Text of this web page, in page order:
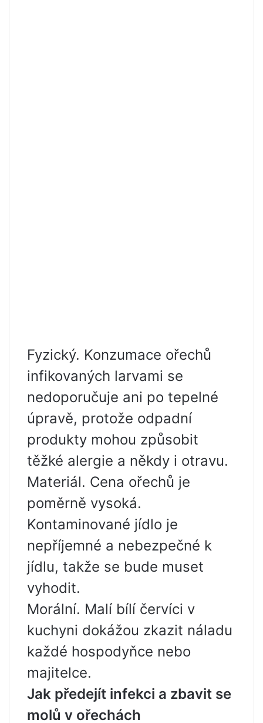
Fyzický. Konzumace ořechů
infikovaných larvami se
nedoporučuje ani po tepelné
úpravě, protože odpadní
produkty mohou způsobit
těžké alergie a někdy i otravu.
Materiál. Cena ořechů je
poměrně vysoká.
Kontaminované jídlo je
nepříjemné a nebezpečné k
jídlu, takže se bude muset
vyhodit.
Morální. Malí bílí červíci v
kuchyni dokážou zkazit náladu
každé hospodyňce nebo
majitelce.
Jak předejít infekci a zbavit se
molů v ořechách